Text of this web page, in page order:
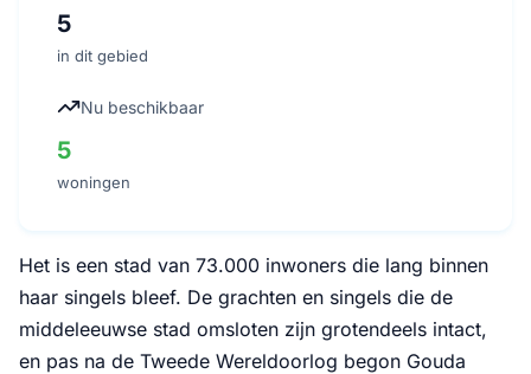
5
in dit gebied
Nu beschikbaar
5
woningen
Het is een stad van 73.000 inwoners die lang binnen
haar singels bleef. De grachten en singels die de
middeleeuwse stad omsloten zijn grotendeels intact,
en pas na de Tweede Wereldoorlog begon Gouda